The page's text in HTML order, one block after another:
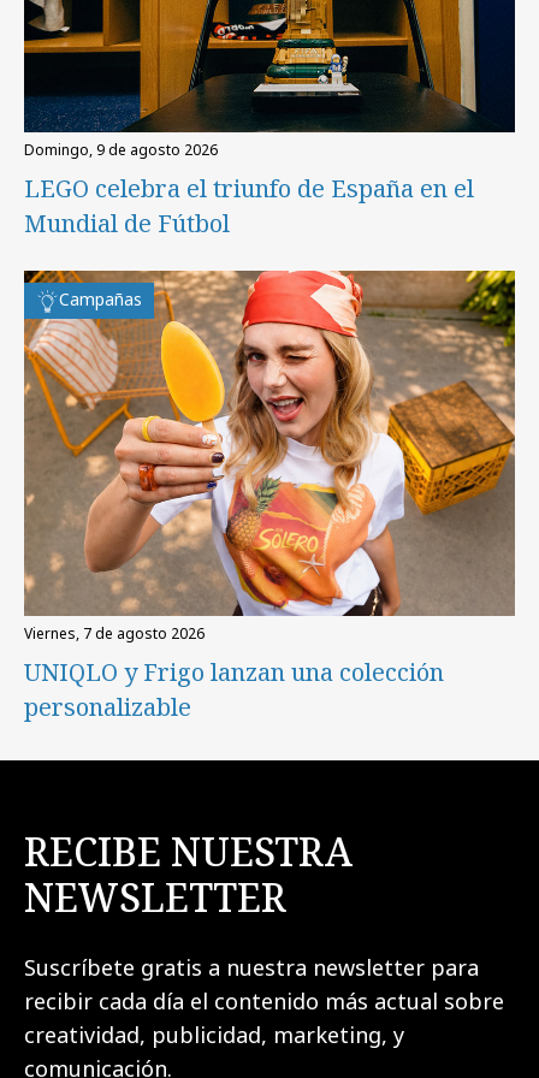
domingo, 9 de agosto 2026
LEGO celebra el triunfo de España en el
Mundial de Fútbol
Campañas
viernes, 7 de agosto 2026
UNIQLO y Frigo lanzan una colección
personalizable
RECIBE NUESTRA
NEWSLETTER
Suscríbete gratis a nuestra newsletter para
recibir cada día el contenido más actual sobre
creatividad, publicidad, marketing, y
comunicación.